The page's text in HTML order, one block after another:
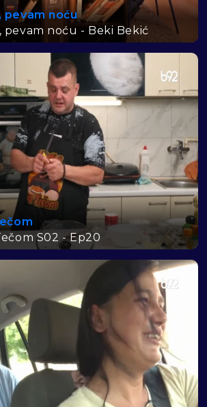
pevam noću
pevam noću - Beki Bekić
S02 - Ep20